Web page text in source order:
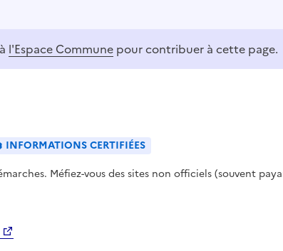
l'Espace Commune pour contribuer à cette page.
INFORMATIONS CERTIFIÉES
Méfiez-vous des sites non officiels (souvent